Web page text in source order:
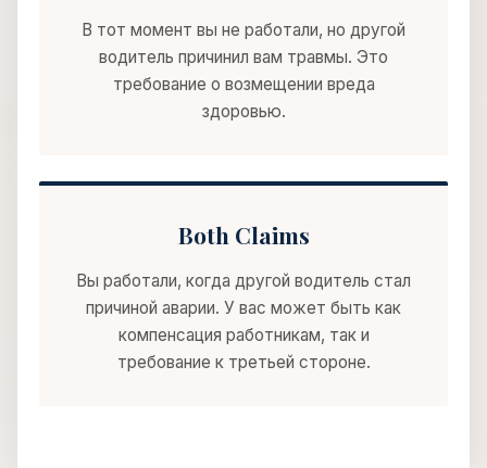
В тот момент вы не работали, но другой
водитель причинил вам травмы. Это
требование о возмещении вреда
здоровью.
Both Claims
Вы работали, когда другой водитель стал
причиной аварии. У вас может быть как
компенсация работникам, так и
требование к третьей стороне.